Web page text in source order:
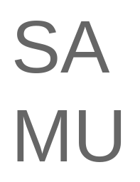
SA
MU